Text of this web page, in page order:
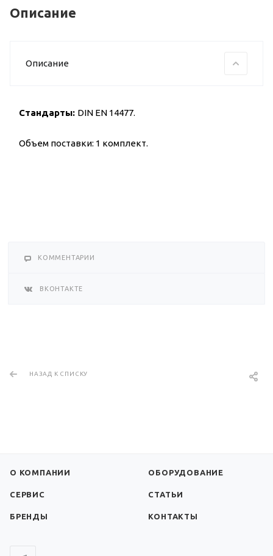
Описание
Описание
Стандарты: DIN EN 14477.
Объем поставки: 1 комплект.
КОММЕНТАРИИ
ВКОНТАКТЕ
НАЗАД К СПИСКУ
О КОМПАНИИ ОБОРУДОВАНИЕ
СЕРВИС СТАТЬИ
БРЕНДЫ КОНТАКТЫ